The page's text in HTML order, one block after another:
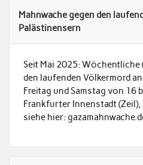
Mahnwache gegen den
Palästinensern
Seit Mai 2025: Wöchentliche
den laufenden Völkermord
Freitag und Samstag von 16
Frankfurter Innenstadt
siehe hier: